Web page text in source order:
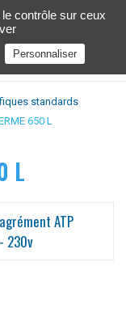
standards
650 L
L
ATP
230v
contrôle sur ceux
Personnaliser